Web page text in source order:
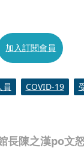
長陳之漢po文
加入訂閱會員
員 COVID-19